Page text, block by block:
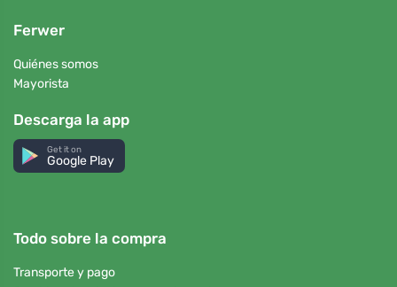
Ferwer
Quiénes somos
Mayorista
Descarga la app
Get it on
Google Play
Todo sobre la compra
Transporte y pago